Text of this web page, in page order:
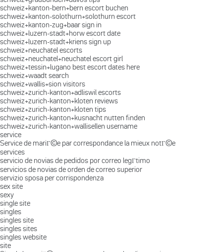
schweiz+kanton-bern+bern escort buchen
schweiz+kanton-solothurn+solothurn escort
schweiz+kanton-zug+baar sign in
schweiz+luzern-stadt+horw escort date
schweiz+luzern-stadt+kriens sign up
schweiz+neuchatel escorts
schweiz+neuchatel+neuchatel escort girl
schweiz+tessin+lugano best escort dates here
schweiz+waadt search
schweiz+wallis+sion visitors
schweiz+zurich-kanton+adliswil escorts
schweiz+zurich-kanton+kloten reviews
schweiz+zurich-kanton+kloten tips
schweiz+zurich-kanton+kusnacht nutten finden
schweiz+zurich-kanton+wallisellen username
service
Service de mariГ©e par correspondance la mieux notГ©e
services
servicio de novias de pedidos por correo legГ­timo
servicios de novias de orden de correo superior
servizio sposa per corrispondenza
sex site
sexy
single site
singles
singles site
singles sites
singles website
site